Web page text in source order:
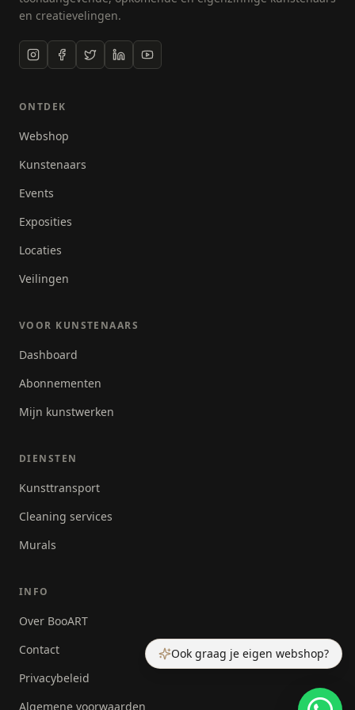
Ook graag je eigen webshop?
en creatievelingen.
ONTDEK
Webshop
Kunstenaars
Events
Exposities
Locaties
Veilingen
VOOR KUNSTENAARS
Dashboard
Abonnementen
Mijn kunstwerken
DIENSTEN
Kunsttransport
Cleaning services
Murals
INFO
Over BooART
Contact
Privacybeleid
Algemene voorwaarden